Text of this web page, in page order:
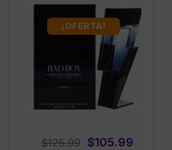
¡OFERTA!
$125.99
Original
$105.99Current